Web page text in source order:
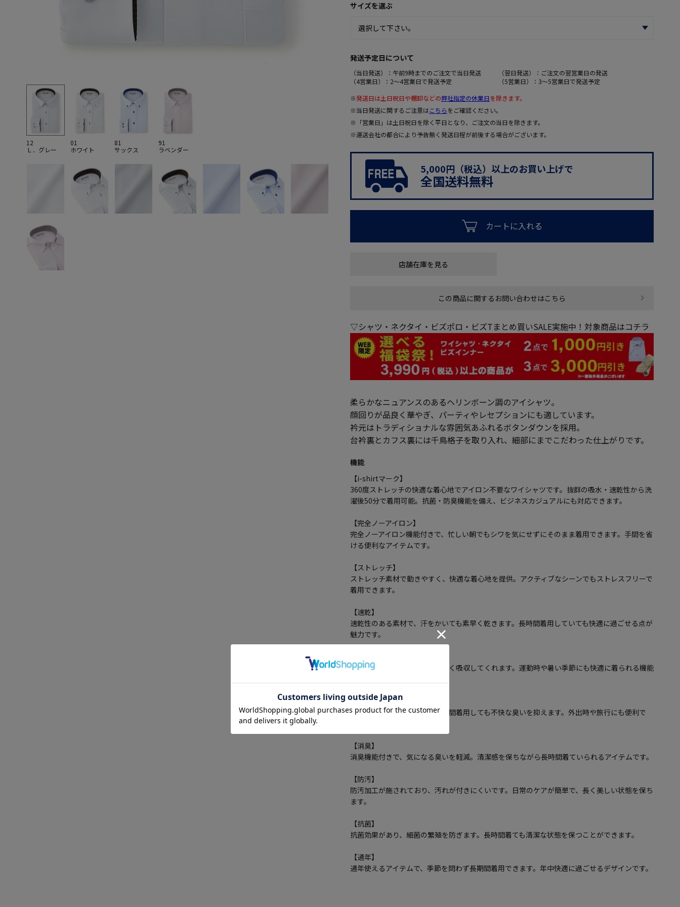
12
Ｌ．グレー
01
ホワイト
81
サックス
91
ラベンダー
サイズを選ぶ
発送予定日について
（当日発送）：午前9時までのご注文で当日発送
（翌日発送）：ご注文の翌営業日の発送
（4営業日）：2～4営業日で発送予定
（5営業日）：3～5営業日で発送予定
※発送日は土日祝日や棚卸などの弊社指定の休業日を除きます。
※当日発送に関するご注意はこちらをご確認ください。
※「営業日」は土日祝日を除く平日となり、ご注文の当日を除きます。
※運送会社の都合により予告無く発送日程が前後する場合がございます。
5,000円（税込）以上のお買い上げで
全国送料無料
カートに入れる
店舗在庫を見る
この商品に関するお問い合わせはこちら
▽シャツ・ネクタイ・ビズポロ・ビズTまとめ買いSALE実施中！対象商品はコチラ
柔らかなニュアンスのあるヘリンボーン調のアイシャツ。
顔回りが品良く華やぎ、パーティやレセプションにも適しています。
衿元はトラディショナルな雰囲気あふれるボタンダウンを採用。
台衿裏とカフス裏には千鳥格子を取り入れ、細部にまでこだわった仕上がりです。
機能
【i-shirtマーク】
360度ストレッチの快適な着心地でアイロン不要なワイシャツです。抜群の吸水・速乾性から洗
濯後50分で着用可能。抗菌・防臭機能を備え、ビジネスカジュアルにも対応できます。
【完全ノーアイロン】
完全ノーアイロン機能付きで、忙しい朝でもシワを気にせずにそのまま着用できます。手間を省
ける便利なアイテムです。
【ストレッチ】
ストレッチ素材で動きやすく、快適な着心地を提供。アクティブなシーンでもストレスフリーで
着用できます。
【速乾】
速乾性のある素材で、汗をかいても素早く乾きます。長時間着用していても快適に過ごせる点が
魅力です。
吸汗性に優れており、汗を素早く吸収してくれます。運動時や暑い季節にも快適に着られる機能
【防臭】
防臭加工が施されており、長時間着用しても不快な臭いを抑えます。外出時や旅行にも便利で
【消臭】
消臭機能付きで、気になる臭いを軽減。清潔感を保ちながら長時間着ていられるアイテムです。
【防汚】
防汚加工が施されており、汚れが付きにくいです。日常のケアが簡単で、長く美しい状態を保ち
ます。
【抗菌】
抗菌効果があり、細菌の繁殖を防ぎます。長時間着ても清潔な状態を保つことができます。
【通年】
通年使えるアイテムで、季節を問わず長期間着用できます。年中快適に過ごせるデザインです。